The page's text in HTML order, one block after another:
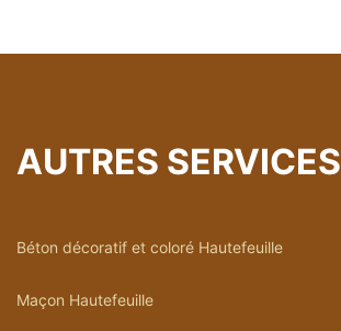
AUTRES SERVICES
Béton décoratif et coloré Hautefeuille
Maçon Hautefeuille